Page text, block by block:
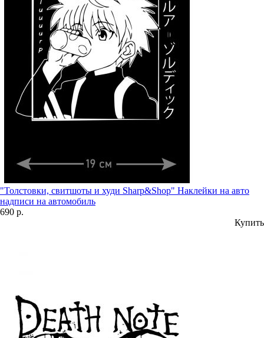
"Толстовки, свитшоты и худи Sharp&Shop" Наклейки на авто
надписи на автомобиль
690 р.
Купить